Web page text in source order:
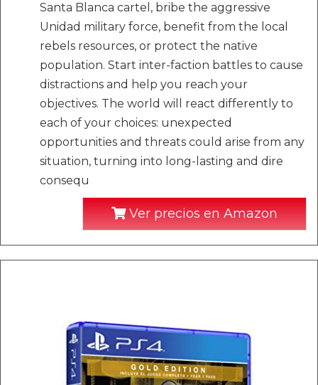
Santa Blanca cartel, bribe the aggressive
Unidad military force, benefit from the local
rebels resources, or protect the native
population. Start inter-faction battles to cause
distractions and help you reach your
objectives. The world will react differently to
each of your choices: unexpected
opportunities and threats could arise from any
situation, turning into long-lasting and dire
consequ
Ver precios en Amazon